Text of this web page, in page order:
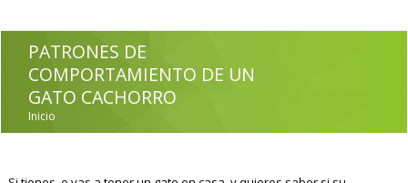
PATRONES DE
COMPORTAMIENTO DE UN
GATO CACHORRO
USTED ESTÁ AQUÍ
Inicio